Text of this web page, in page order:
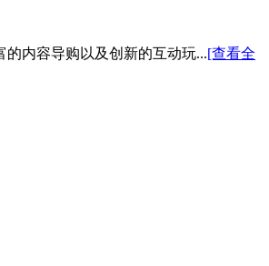
的内容导购以及创新的互动玩...[查看全